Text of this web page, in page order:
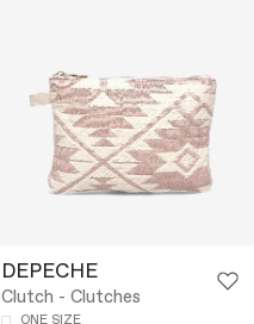
DEPECHE
Clutch - Clutches